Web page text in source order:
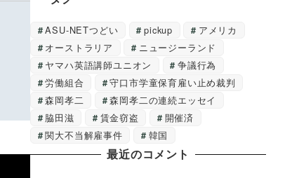
ASU-NETつどい pickup
アメリカ
オーストラリア
ニュージーランド
ヤマハ英語講師ユニオン
争議行為
労働組合
守口市学童保育雇い止め裁判
森岡孝二
森岡孝二の連続エッセイ
脇田滋
賃金窃盗
開催済
関大不当解雇事件
韓国
最近のコメント